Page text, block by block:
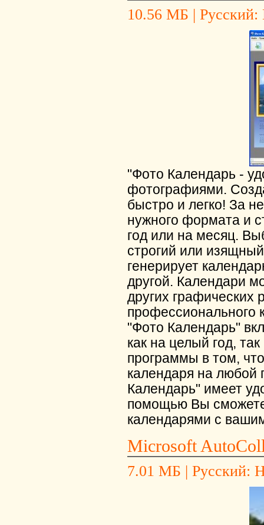
10.56 МБ | Русский:
"Фото Календарь -
фотографиями.
быстро и легко! За
нужного формата и
год или на месяц.
строгий или
генерирует
другой. Календари
других графических
профессионального
"Фото Календарь"
как на целый год,
программы в том,
календаря на любой
Календарь" имеет
помощью Вы сможете
календарями с
Microsoft
7.01 МБ | Русский: